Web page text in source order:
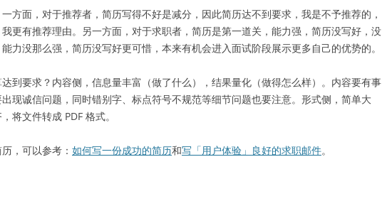
方面，对于推荐者，简历写得不好是减分，因此简历达不到要求，我是不予推荐的，
更有推荐理由。另一方面，对于求职者，简历是第一道关，能力强，简历没写好，没
力没那么强，简历没写好更可惜，本来有机会进入面试阶段展示更多自己的优势的。
到要求？内容侧，信息量丰富（做了什么），结果量化（做得怎么样）。内容要有事
现诚信问题，同时错别字、标点符号不规范等细节问题也要注意。形式侧，简单大
将文件转成 PDF 格式。
，可以参考： 如何写一份成功的简历和写「用户体验」良好的求职邮件。